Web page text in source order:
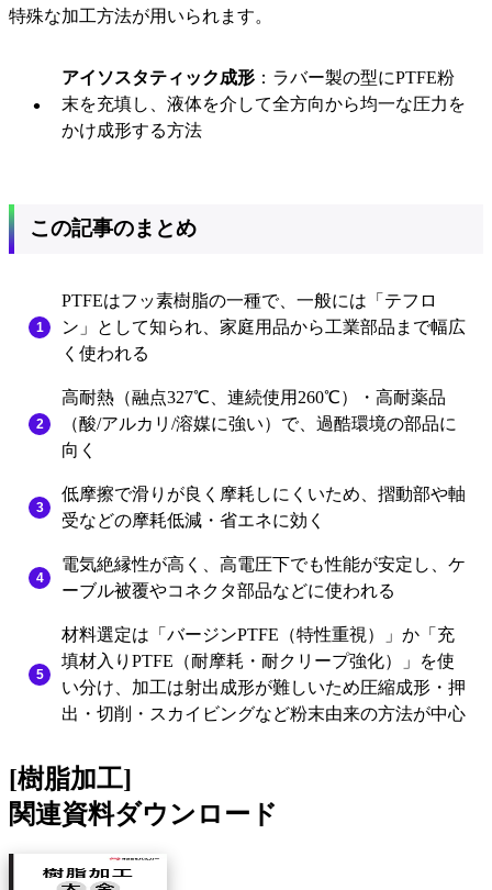
特殊な加工方法が用いられます。
アイソスタティック成形 ：ラバー製の型にPTFE粉
末を充填し、液体を介して全方向から均一な圧力を
かけ成形する方法
この記事のまとめ
PTFEはフッ素樹脂の一種で、一般には「テフロ
ン」として知られ、家庭用品から工業部品まで幅広
く使われる
高耐熱（融点327℃、連続使用260℃）・高耐薬品
（酸/アルカリ/溶媒に強い）で、過酷環境の部品に
向く
低摩擦で滑りが良く摩耗しにくいため、摺動部や軸
受などの摩耗低減・省エネに効く
電気絶縁性が高く、高電圧下でも性能が安定し、ケ
ーブル被覆やコネクタ部品などに使われる
材料選定は「バージンPTFE（特性重視）」か「充
填材入りPTFE（耐摩耗・耐クリープ強化）」を使
い分け、加工は射出成形が難しいため圧縮成形・押
出・切削・スカイビングなど粉末由来の方法が中心
[樹脂加工]
関連資料ダウンロード